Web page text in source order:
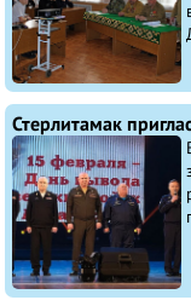
Стерлитамак